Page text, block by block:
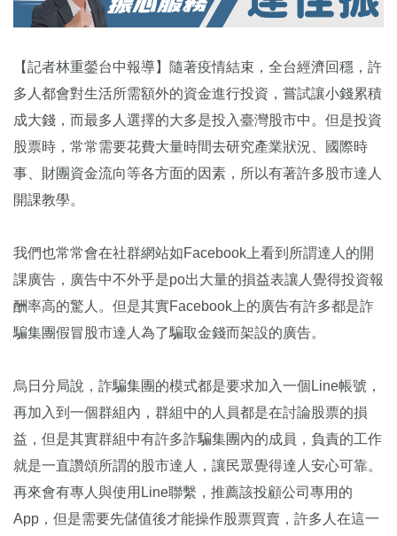
【記者林重鎣台中報導】隨著疫情結束，全台經濟回穩，許
多人都會對生活所需額外的資金進行投資，嘗試讓小錢累積
成大錢，而最多人選擇的大多是投入臺灣股市中。但是投資
股票時，常常需要花費大量時間去研究產業狀況、國際時
事、財團資金流向等各方面的因素，所以有著許多股市達人
開課教學。
我們也常常會在社群網站如Facebook上看到所謂達人的開
課廣告，廣告中不外乎是po出大量的損益表讓人覺得投資報
酬率高的驚人。但是其實Facebook上的廣告有許多都是詐
騙集團假冒股市達人為了騙取金錢而架設的廣告。
烏日分局說，詐騙集團的模式都是要求加入一個Line帳號，
再加入到一個群組內，群組中的人員都是在討論股票的損
益，但是其實群組中有許多詐騙集團內的成員，負責的工作
就是一直讚頌所謂的股市達人，讓民眾覺得達人安心可靠。
再來會有專人與使用Line聯繫，推薦該投顧公司專用的
App，但是需要先儲值後才能操作股票買賣，許多人在這一